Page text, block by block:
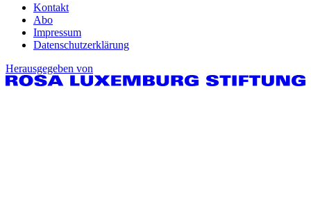
Kontakt
Abo
Impressum
Datenschutzerklärung
Herausgegeben von